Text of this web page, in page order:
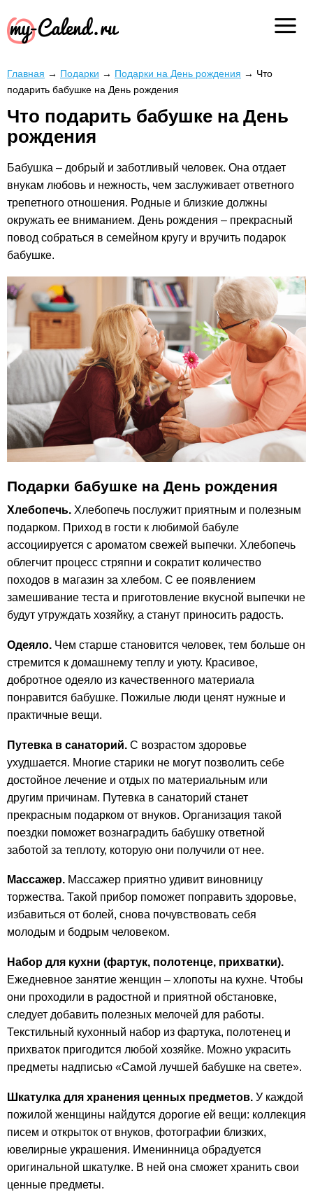
Главная → Подарки → Подарки на День рождения → Что
подарить бабушке на День рождения
Что подарить бабушке на День
рождения
Бабушка – добрый и заботливый человек. Она отдает
внукам любовь и нежность, чем заслуживает ответного
трепетного отношения. Родные и близкие должны
окружать ее вниманием. День рождения – прекрасный
повод собраться в семейном кругу и вручить подарок
бабушке.
Подарки бабушке на День рождения
Хлебопечь. Хлебопечь послужит приятным и полезным
подарком. Приход в гости к любимой бабуле
ассоциируется с ароматом свежей выпечки. Хлебопечь
облегчит процесс стряпни и сократит количество
походов в магазин за хлебом. С ее появлением
замешивание теста и приготовление вкусной выпечки не
будут утруждать хозяйку, а станут приносить радость.
Одеяло. Чем старше становится человек, тем больше он
стремится к домашнему теплу и уюту. Красивое,
добротное одеяло из качественного материала
понравится бабушке. Пожилые люди ценят нужные и
практичные вещи.
Путевка в санаторий. С возрастом здоровье
ухудшается. Многие старики не могут позволить себе
достойное лечение и отдых по материальным или
другим причинам. Путевка в санаторий станет
прекрасным подарком от внуков. Организация такой
поездки поможет вознаградить бабушку ответной
заботой за теплоту, которую они получили от нее.
Массажер. Массажер приятно удивит виновницу
торжества. Такой прибор поможет поправить здоровье,
избавиться от болей, снова почувствовать себя
молодым и бодрым человеком.
Набор для кухни (фартук, полотенце, прихватки).
Ежедневное занятие женщин – хлопоты на кухне. Чтобы
они проходили в радостной и приятной обстановке,
следует добавить полезных мелочей для работы.
Текстильный кухонный набор из фартука, полотенец и
прихваток пригодится любой хозяйке. Можно украсить
предметы надписью «Самой лучшей бабушке на свете».
Шкатулка для хранения ценных предметов. У каждой
пожилой женщины найдутся дорогие ей вещи: коллекция
писем и открыток от внуков, фотографии близких,
ювелирные украшения. Именинница обрадуется
оригинальной шкатулке. В ней она сможет хранить свои
ценные предметы.